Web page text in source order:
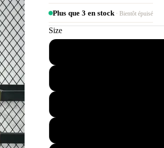
Plus que 3 en stock· Bientôt épuisé
Size